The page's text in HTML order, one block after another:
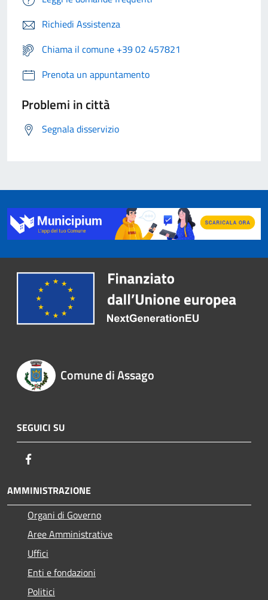
Richiedi Assistenza
Chiama il comune +39 02 457821
Prenota un appuntamento
Problemi in città
Segnala disservizio
Comune di Assago
SEGUICI SU
AMMINISTRAZIONE
Organi di Governo
Aree Amministrative
Uffici
Enti e fondazioni
Politici